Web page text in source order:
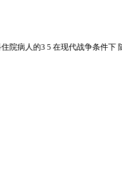
院病人的3 5 在现代战争条件